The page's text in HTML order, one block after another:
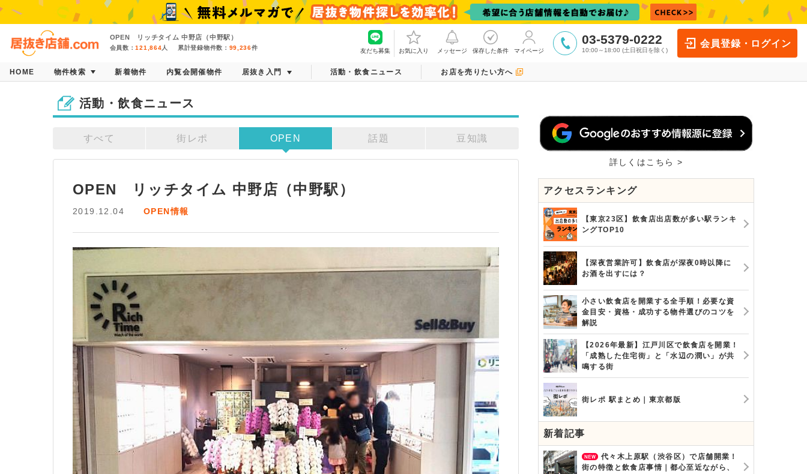
OPEN リッチタイム 中野店（中野駅）
会員数：121,864人 累計登録物件数： 99,236件 友だち募集 お気に入り メッセージ 保存した条件 マイページ
03-5379-0222
10:00～18:00 (土日祝日を除く)
会員登録・ログイン
HOME 物件検索 新着物件 内覧会開催物件 居抜き入門 活動・飲食ニュース お店を売りたい方へ
活動・飲食ニュース
すべて 街レポ OPEN 話題 豆知識
OPEN　リッチタイム 中野店（中野駅）
2019.12.04 OPEN情報
詳しくはこちら >
アクセスランキング
【東京23区】飲食店出店数が多い駅ランキ
ングTOP10
【深夜営業許可】飲食店が深夜0時以降に
お酒を出すには？
小さい飲食店を開業する全手順！必要な資
金目安・資格・成功する物件選びのコツを
解説
【2026年最新】江戸川区で飲食店を開業！
「成熟した住宅街」と「水辺の潤い」が共
鳴する街
街レポ 駅まとめ｜東京都版
新着記事
代々木上原駅（渋谷区）で店舗開業！
街の特徴と飲食店事情｜都心至近ながら、